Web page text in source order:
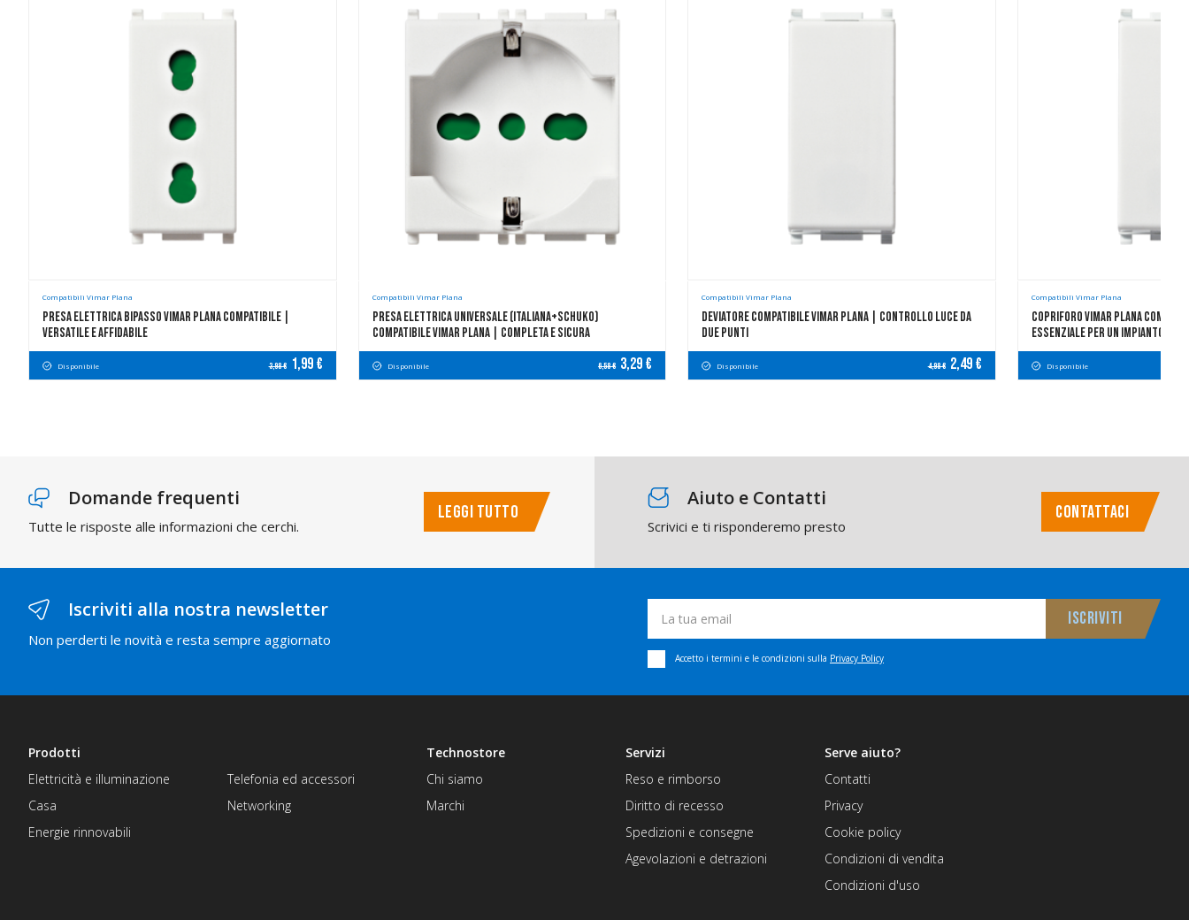
Compatibili Vimar Plana
Presa Elettrica Bipasso Vimar Plana Compatibile |
Versatile E Affidabile
Disponibile 3,98 € 1,99 €
Compatibili Vimar Plana
Presa Elettrica Universale (Italiana+Schuko)
Compatibile Vimar Plana | Completa E Sicura
Disponibile 6,58 € 3,29 €
Compatibili Vimar Plana
Deviatore Compatibile Vimar Plana | Controllo Luce Da
Due Punti
Disponibile 4,98 € 2,49 €
Compatibili Vimar Plana
Copriforo Vimar Plana
Essenziale Per Un Impianto
Disponibile
Domande frequenti
Tutte le risposte alle informazioni che cerchi.
LEGGI TUTTO
Aiuto e Contatti
Scrivici e ti risponderemo presto
CONTATTACI
Iscriviti alla nostra newsletter
Non perderti le novità e resta sempre aggiornato
Accetto i termini e le condizioni sulla Privacy Policy
Prodotti
Elettricità e illuminazione
Casa
Energie rinnovabili
Telefonia ed accessori
Networking
Technostore
Chi siamo
Marchi
Servizi
Reso e rimborso
Diritto di recesso
Spedizioni e consegne
Agevolazioni e detrazioni
Serve aiuto?
Contatti
Privacy
Cookie policy
Condizioni di vendita
Condizioni d'uso